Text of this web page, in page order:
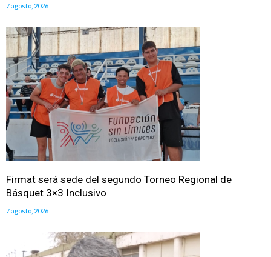
7 agosto, 2026
Firmat será sede del segundo Torneo Regional de
Básquet 3×3 Inclusivo
7 agosto, 2026